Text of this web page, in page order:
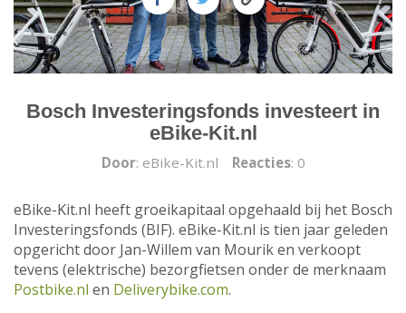
Bosch Investeringsfonds investeert in
eBike-Kit.nl
Door: eBike-Kit.nl Reacties: 0
eBike-Kit.nl heeft groeikapitaal opgehaald bij het Bosch
Investeringsfonds (BIF). eBike-Kit.nl is tien jaar geleden
opgericht door Jan-Willem van Mourik en verkoopt
tevens (elektrische) bezorgfietsen onder de merknaam
Postbike.nl en Deliverybike.com.